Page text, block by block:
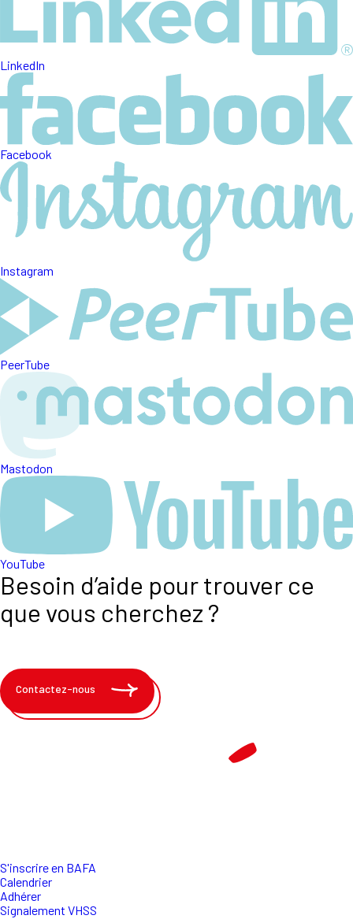
LinkedIn
Facebook
Instagram
PeerTube
Mastodon
YouTube
Besoin d’aide pour trouver ce
que vous cherchez ?
Contactez-nous
S'inscrire en BAFA
Calendrier
Adhérer
Signalement VHSS